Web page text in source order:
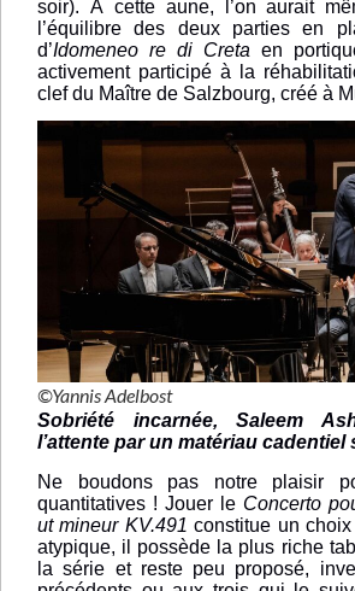
soir). À cette aune, l’on aurait
l’équilibre des deux parties en
d’Idomeneo re di Creta en
activement participé à la
clef du Maître de Salzbourg, créé à
©Yannis Adelbost
Sobriété incarnée, Saleem
l’attente par un matériau cadentiel
Ne boudons pas notre plaisir
quantitatives ! Jouer le Concerto
ut mineur KV.491 constitue un
atypique, il possède la plus riche
la série et reste peu proposé,